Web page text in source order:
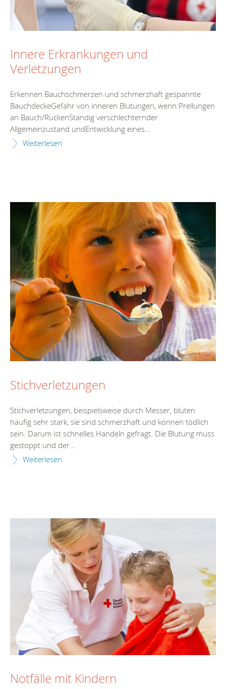
Innere Erkrankungen und
Verletzungen
Erkennen Bauchschmerzen und schmerzhaft gespannte
BauchdeckeGefahr von inneren Blutungen, wenn:Prellungen
an Bauch/RückenStändig verschlechternder
Allgemeinzustand undEntwicklung eines...
Weiterlesen
Stichverletzungen
Stichverletzungen, beispielsweise durch Messer, bluten
häufig sehr stark, sie sind schmerzhaft und können tödlich
sein. Darum ist schnelles Handeln gefragt. Die Blutung muss
gestoppt und der...
Weiterlesen
Notfälle mit Kindern